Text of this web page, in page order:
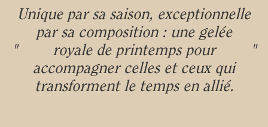
"
Unique par sa saison, exceptionnelle
par sa composition : une gelée
royale de printemps pour
accompagner celles et ceux qui
transforment le temps en allié.
"